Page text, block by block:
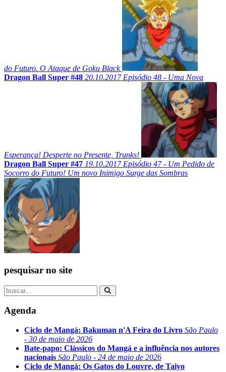
do Futuro. O Ataque de Goku Black
Dragon Ball Super #48 20.10.2017Episódio 48 - Uma Nova
Esperança! Desperte no Presente, Trunks!
Dragon Ball Super #47 19.10.2017Episódio 47 - Um Pedido de
Socorro do Futuro! Um novo Inimigo Surge das Sombras
pesquisar no site
Agenda
Ciclo de Mangá: Bakuman n'A Feira do Livro São Paulo
- 30 de maio de 2026
Bate-papo: Clássicos do Mangá e a influência nos autores
nacionais São Paulo - 24 de maio de 2026
Ciclo de Mangá: Os Gatos do Louvre, de Taiyo